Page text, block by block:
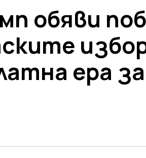
обяви
ера